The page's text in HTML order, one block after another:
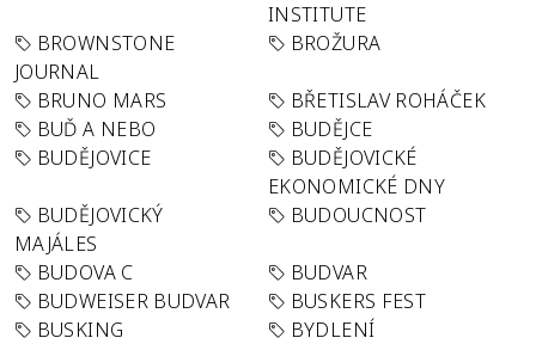
INSTITUTE
BROWNSTONE
JOURNAL
BROŽURA
BRUNO MARS
BŘETISLAV ROHÁČEK
BUĎ A NEBO
BUDĚJCE
BUDĚJOVICE
BUDĚJOVICKÉ
EKONOMICKÉ DNY
BUDĚJOVICKÝ
MAJÁLES
BUDOUCNOST
BUDOVA C
BUDVAR
BUDWEISER BUDVAR
BUSKERS FEST
BUSKING
BYDLENÍ